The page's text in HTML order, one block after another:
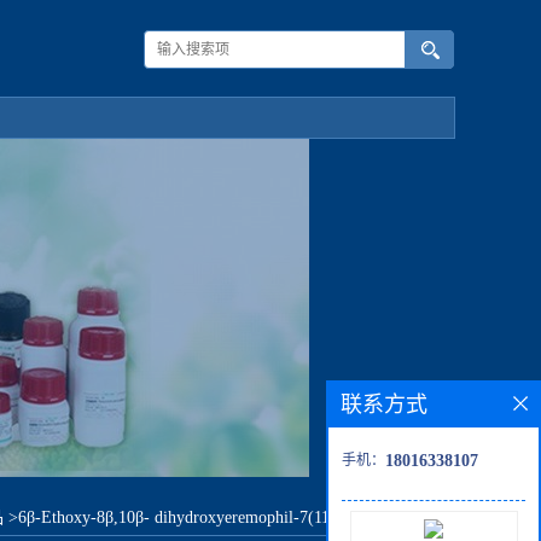
>6β-Ethoxy-8β,10β- dihydroxyeremophil-7(11)-en-12,8α-olide
联系方式
手机： 18016338107